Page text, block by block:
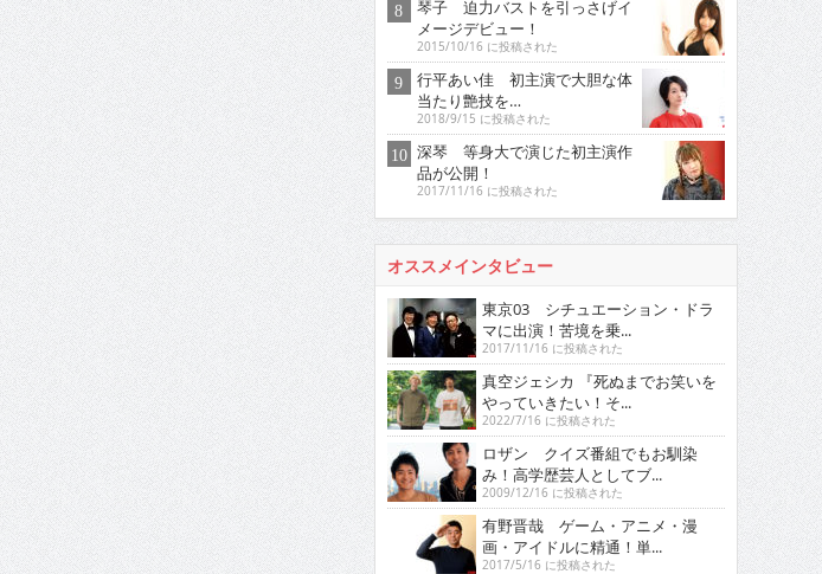
琴子 迫力バストを引っさげイ
メージデビュー！
2015/10/16 に投稿された
行平あい佳 初主演で大胆な体
当たり艶技を…
2018/9/15 に投稿された
深琴 等身大で演じた初主演作
品が公開！
2017/11/16 に投稿された
オススメインタビュー
東京03 シチュエーション・ドラ
マに出演！苦境を乗...
2017/11/16 に投稿された
真空ジェシカ 『死ぬまでお笑いを
やっていきたい！そ...
2022/7/16 に投稿された
ロザン クイズ番組でもお馴染
み！高学歴芸人としてブ...
2009/12/16 に投稿された
有野晋哉 ゲーム・アニメ・漫
画・アイドルに精通！単...
2017/5/16 に投稿された